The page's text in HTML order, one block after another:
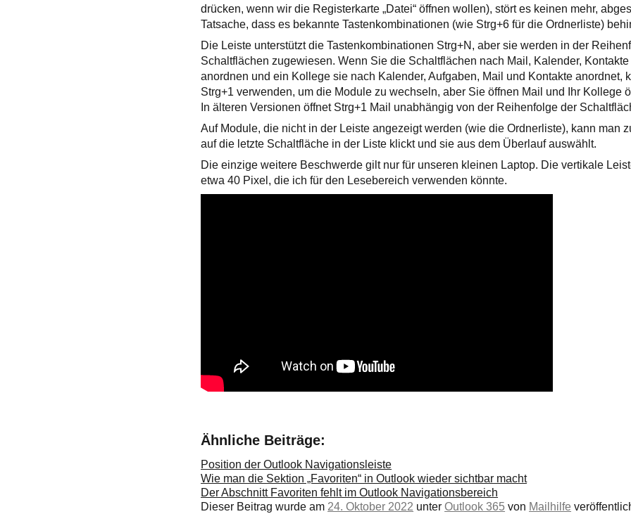
drücken, wenn wir die Registerkarte „Datei“ öffnen wollen), stört es keinen mehr,
Tatsache, dass es bekannte Tastenkombinationen (wie Strg+6 für die Ordnerliste)
Die Leiste unterstützt die Tastenkombinationen Strg+N, aber sie werden in der
Schaltflächen zugewiesen. Wenn Sie die Schaltflächen nach Mail, Kalender,
anordnen und ein Kollege sie nach Kalender, Aufgaben, Mail und Kontakte anordnet,
Strg+1 verwenden, um die Module zu wechseln, aber Sie öffnen Mail und Ihr Kollege
In älteren Versionen öffnet Strg+1 Mail unabhängig von der Reihenfolge der
Auf Module, die nicht in der Leiste angezeigt werden (wie die Ordnerliste), kann man
auf die letzte Schaltfläche in der Liste klickt und sie aus dem Überlauf auswählt.
Die einzige weitere Beschwerde gilt nur für unseren kleinen Laptop. Die vertikale
etwa 40 Pixel, die ich für den Lesebereich verwenden könnte.
Ähnliche Beiträge:
Position der Outlook Navigationsleiste
Wie man die Sektion „Favoriten“ in Outlook wieder sichtbar macht
Der Abschnitt Favoriten fehlt im Outlook Navigationsbereich
Dieser Beitrag wurde am 24. Oktober 2022 unterOutlook 365 von Mailhilfe